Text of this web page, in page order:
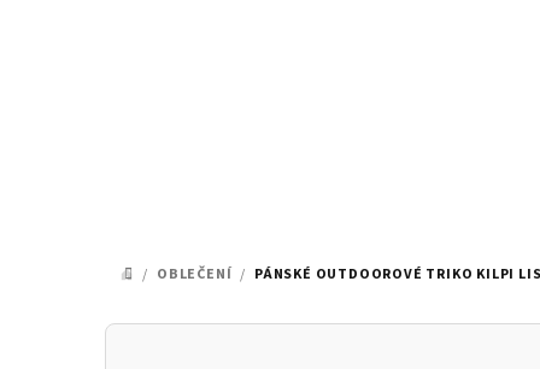
DOMŮ
/ OBLEČENÍ / PÁNSKÉ OUTDOOROVÉ TRIKO KILPI
P